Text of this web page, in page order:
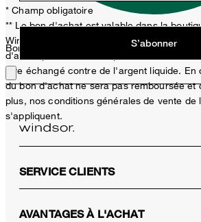
* Champ obligatoire
** Le bon d'achat est valable dans la
Windsor et uniquement pour les articles
d'achat peut être utilisé par achat. Ce bon
être échangé contre de l'argent liquide. En
du bon d'achat ne sera pas remboursée et
plus, nos conditions générales de vente de
s'appliquent.
Bon choix ! S’abonner
SERVICE CLIENTS
AVANTAGES À L'ACHAT